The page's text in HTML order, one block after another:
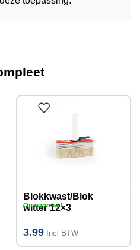
Blokkwast/Blok
witter 12×3
3.99 Incl BTW
Op voorraad